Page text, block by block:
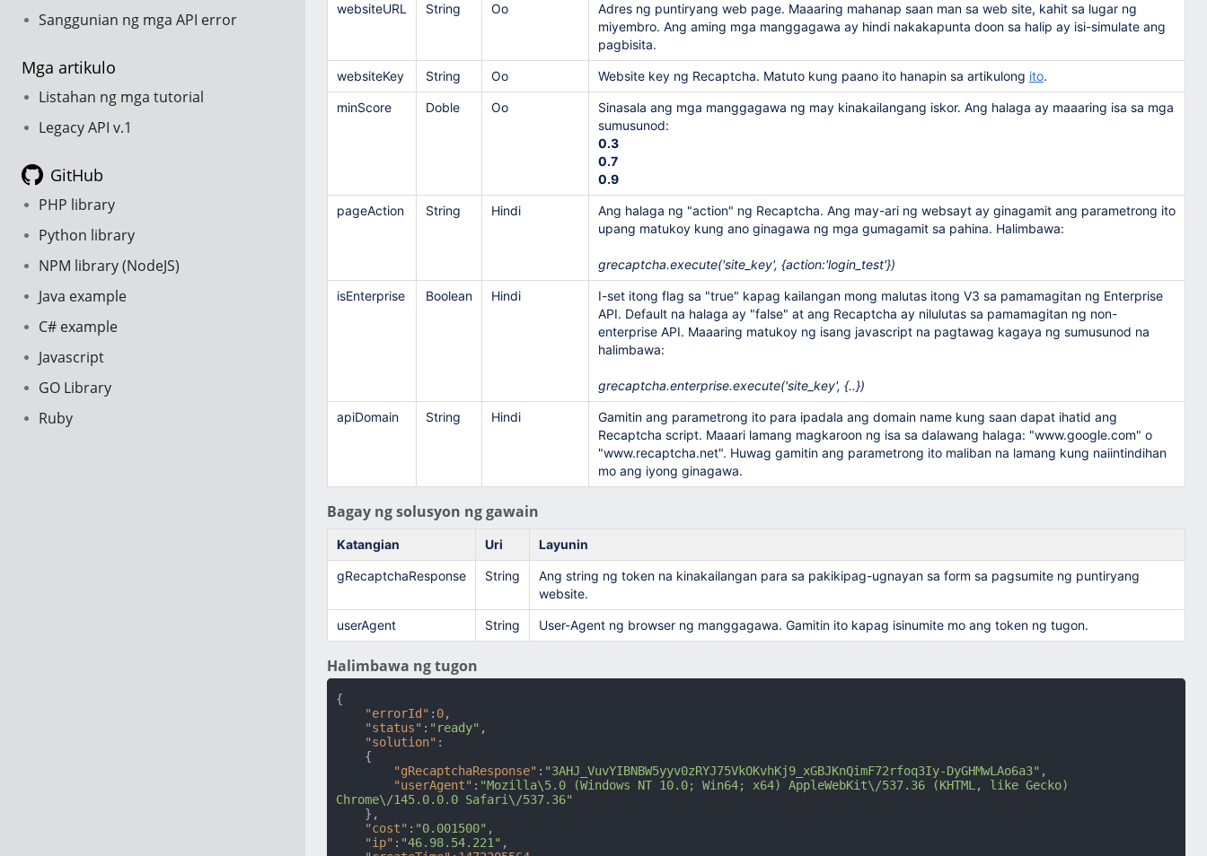
Sanggunian ng mga API error
Mga artikulo
Listahan ng mga tutorial
Legacy API v.1
GitHub
PHP library
Python library
NPM library (NodeJS)
Java example
C# example
Javascript
GO Library
Ruby
websiteURL String Oo
Adres ng puntiryang web page. Maaaring mahanap saan man sa web site, kahit sa lugar ng
miyembro. Ang aming mga manggagawa ay hindi nakakapunta doon sa halip ay isi-simulate ang
pagbisita.
websiteKey String Oo Website key ng Recaptcha. Matuto kung paano ito hanapin sa artikulong ito.
minScore Doble Oo
Sinasala ang mga manggagawa ng may kinakailangang iskor. Ang halaga ay maaaring isa sa mga
sumusunod:
0.3
0.7
0.9
pageAction String Hindi
Ang halaga ng "action" ng Recaptcha. Ang may-ari ng websayt ay ginagamit ang parametrong ito
upang matukoy kung ano ginagawa ng mga gumagamit sa pahina. Halimbawa:
grecaptcha.execute('site_key', {action:'login_test'})
isEnterprise Boolean Hindi
I-set itong flag sa "true" kapag kailangan mong malutas itong V3 sa pamamagitan ng Enterprise
API. Default na halaga ay "false" at ang Recaptcha ay nilulutas sa pamamagitan ng non-
enterprise API. Maaaring matukoy ng isang javascript na pagtawag kagaya ng sumusunod na
halimbawa:
grecaptcha.enterprise.execute('site_key', {..})
apiDomain String Hindi
Gamitin ang parametrong ito para ipadala ang domain name kung saan dapat ihatid ang
Recaptcha script. Maaari lamang magkaroon ng isa sa dalawang halaga: "www.google.com" o
"www.recaptcha.net". Huwag gamitin ang parametrong ito maliban na lamang kung naiintindihan
mo ang iyong ginagawa.
Bagay ng solusyon ng gawain
Katangian Uri Layunin
gRecaptchaResponse String
Ang string ng token na kinakailangan para sa pakikipag-ugnayan sa form sa pagsumite ng puntiryang
website.
userAgent String User-Agent ng browser ng manggagawa. Gamitin ito kapag isinumite mo ang token ng tugon.
Halimbawa ng tugon
{
"errorId" : 0,
"status" : "ready" ,
"solution" :
{
"gRecaptchaResponse" : "3AHJ_VuvYIBNBW5yyv0zRYJ75VkOKvhKj9_xGBJKnQimF72rfoq3Iy-DyGHMwLAo6a3" ,
"userAgent" : "Mozilla\5.0 (Windows NT 10.0; Win64; x64) AppleWebKit\/537.36 (KHTML, like Gecko)
Chrome\/145.0.0.0 Safari\/537.36"
} ,
"cost" : "0.001500" ,
"ip" : "46.98.54.221" ,